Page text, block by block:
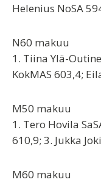
Helenius NoSA
N60 makuu
1. Tiina Ylä-
KokMAS 603,4;
M50 makuu
1. Tero Hovila
610,9; 3. Jukka
M60 makuu